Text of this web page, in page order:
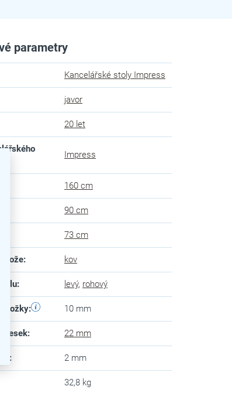
parametry
Kancelářské stoly Impress
javor
20 let
Impress
160 cm
90 cm
73 cm
: kov
: levý, rohový
nožky: 10 mm
desek: 22 mm
: 2 mm
32,8 kg